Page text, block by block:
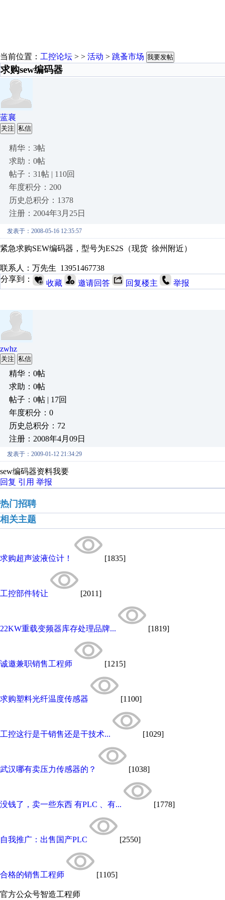
当前位置： 工控论坛 > > 活动 > 跳蚤市场 我要发帖
求购sew编码器
蓝襄
关注 私信
精华：3帖
求助：0帖
帖子：31帖 | 110回
年度积分：200
历史总积分：1378
注册：2004年3月25日
发表于：2008-05-16 12:35:57
紧急求购SEW编码器，型号为ES2S（现货 徐州附近）
联系人：万先生 13951467738
分享到：
收藏 邀请回答 回复楼主 举报
zwhz
关注 私信
精华：0帖
求助：0帖
帖子：0帖 | 17回
年度积分：0
历史总积分：72
注册：2008年4月09日
发表于：2009-01-12 21:34:29
sew编码器资料我要
回复 引用 举报
热门招聘
相关主题
求购超声波液位计！ [1835]
工控部件转让 [2011]
22KW重载变频器库存处理品牌... [1819]
诚邀兼职销售工程师 [1215]
求购塑料光纤温度传感器 [1100]
工控这行是干销售还是干技术... [1029]
武汉哪有卖压力传感器的？ [1038]
没钱了，卖一些东西 有PLC 、有... [1778]
自我推广：出售国产PLC [2550]
合格的销售工程师 [1105]
官方公众号智造工程师